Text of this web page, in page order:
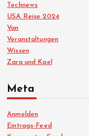
Technews
USA Reise 2024
Van
Veranstaltungen
Wissen
Zara und Kael
Meta
Anmelden
Eintrags-Feed